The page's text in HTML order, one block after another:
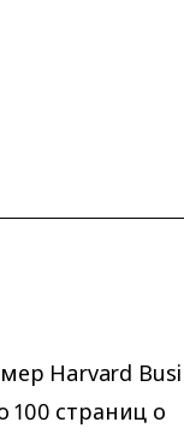
Harvard
100 страниц о